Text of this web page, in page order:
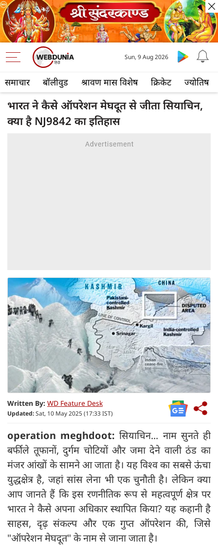
समाचार बॉलीवुड श्रावण मास विशेष क्रिकेट ज्योतिष
Sun, 9 Aug 2026
भारत ने कैसे ऑपरेशन मेघदूत से जीता सियाचिन,
क्या है NJ9842 का इतिहास
Written By: WD Feature Desk
Updated:Sat, 10 May 2025 (17:33 IST)
operation meghdoot:सियाचिन... नाम सुनते ही
बर्फीले तूफानों, दुर्गम चोटियों और जमा देने वाली ठंड का
मंजर आंखों के सामने आ जाता है। यह विश्व का सबसे ऊंचा
युद्धक्षेत्र है, जहां सांस लेना भी एक चुनौती है। लेकिन क्या
आप जानते हैं कि इस रणनीतिक रूप से महत्वपूर्ण क्षेत्र पर
भारत ने कैसे अपना अधिकार स्थापित किया? यह कहानी है
साहस, दृढ़ संकल्प और एक गुप्त ऑपरेशन की, जिसे
"ऑपरेशन मेघदूत" के नाम से जाना जाता है।